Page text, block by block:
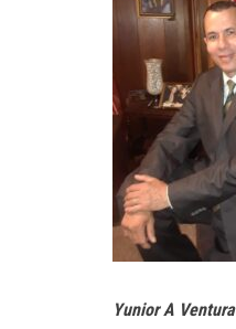
Yunior A Ventura